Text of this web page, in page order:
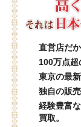
直営店だ
100万点超
東京の最
独自の販
経験豊富
買取。